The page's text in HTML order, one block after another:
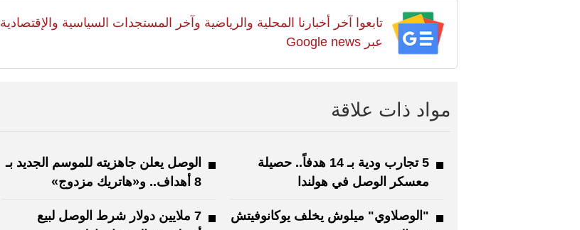
تابعوا آخر أخبارنا المحلية والرياضية وآخر المستجدات السياسية والإقتصادية
عبر Google news
مواد ذات علاقة
5 تجارب ودية بـ 14 هدفاً.. حصيلة
معسكر الوصل في هولندا
الوصل يعلن جاهزيته للموسم الجديد بـ
8 أهداف.. و«هاتريك مزدوج»
"الوصلاوي" ميلوش يخلف يوكانوفيتش
7 ملايين دولار شرط الوصل لبيع